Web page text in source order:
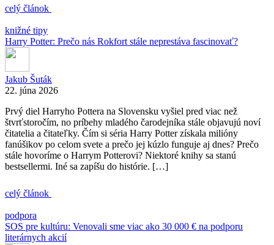
celý článok
knižné tipy
Harry Potter: Prečo nás Rokfort stále neprestáva fascinovať?
Jakub Šuták
22. júna 2026
Prvý diel Harryho Pottera na Slovensku vyšiel pred viac než
štvrťstoročím, no príbehy mladého čarodejníka stále objavujú noví
čitatelia a čitateľky. Čím si séria Harry Potter získala milióny
fanúšikov po celom svete a prečo jej kúzlo funguje aj dnes? Prečo
stále hovoríme o Harrym Potterovi? Niektoré knihy sa stanú
bestsellermi. Iné sa zapíšu do histórie. […]
celý článok
podpora
SOS pre kultúru: Venovali sme viac ako 30 000 € na podporu
literárnych akcií